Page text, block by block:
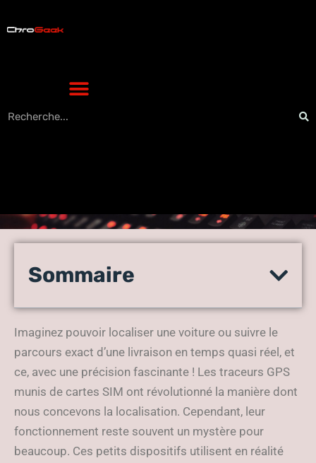
traceur gps avec carte sim
précise et fiable
Sommaire
Imaginez pouvoir localiser une voiture ou suivre le
parcours exact d’une livraison en temps quasi réel, et
ce, avec une précision fascinante ! Les traceurs GPS
munis de cartes SIM ont révolutionné la manière dont
nous concevons la localisation. Cependant, leur
fonctionnement reste souvent un mystère pour
beaucoup. Ces petits dispositifs utilisent en réalité